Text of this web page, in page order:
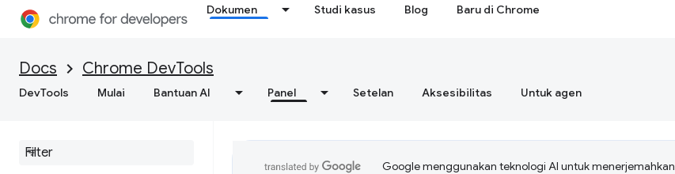
Dokumen Studi kasus Blog Baru di Chrome
Docs Chrome DevTools
DevTools Mulai Bantuan AI Panel Setelan Aksesibilitas Untuk agen
Men-debug WebAssembly
Jaringan
Google menggunakan teknologi AI untuk menerjemahkan